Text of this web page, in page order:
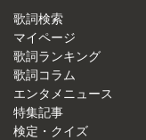
歌詞検索
マイページ
歌詞ランキング
歌詞コラム
エンタメニュース
特集記事
検定・クイズ